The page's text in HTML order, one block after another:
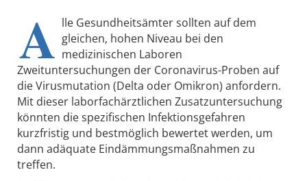
A lle Gesundheitsämter sollten auf dem
gleichen, hohen Niveau bei den
medizinischen Laboren
Zweituntersuchungen der Coronavirus-Proben auf
die Virusmutation (Delta oder Omikron) anfordern.
Mit dieser laborfachärztlichen Zusatzuntersuchung
könnten die spezifischen Infektionsgefahren
kurzfristig und bestmöglich bewertet werden, um
dann adäquate Eindämmungsmaßnahmen zu
treffen.